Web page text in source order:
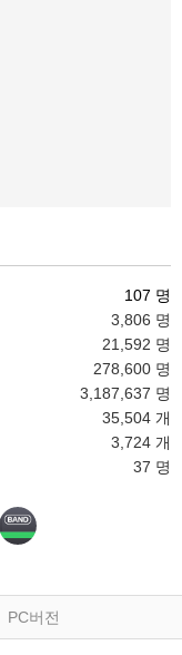
107 명
3,806 명
21,592 명
278,600 명
3,187,637 명
35,504 개
3,724 개
37 명
PC버전